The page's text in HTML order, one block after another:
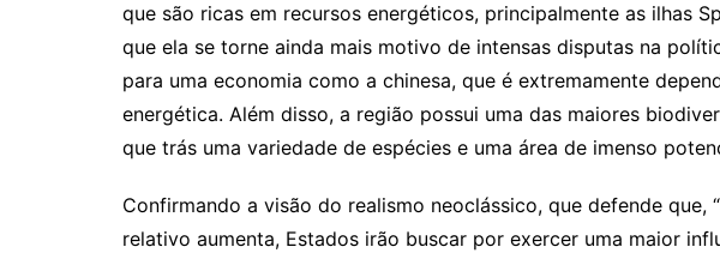
que são ricas em recursos energéticos, principalmente as ilhas
que ela se torne ainda mais motivo de intensas disputas na
para uma economia como a chinesa, que é extremamente
energética. Além disso, a região possui uma das maiores
que trás uma variedade de espécies e uma área de imenso
Confirmando a visão do realismo neoclássico, que defende que,
relativo aumenta, Estados irão buscar por exercer uma maior